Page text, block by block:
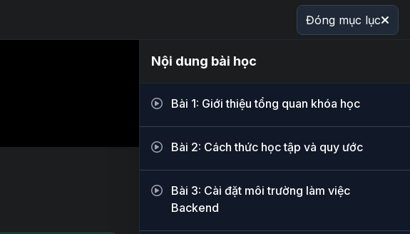
Đóng mục lục
Nội dung bài học
Bài 1: Giới thiệu tổng quan khóa học
Bài 2: Cách thức học tập và quy ước
Bài 3: Cài đặt môi trường làm việc
Backend